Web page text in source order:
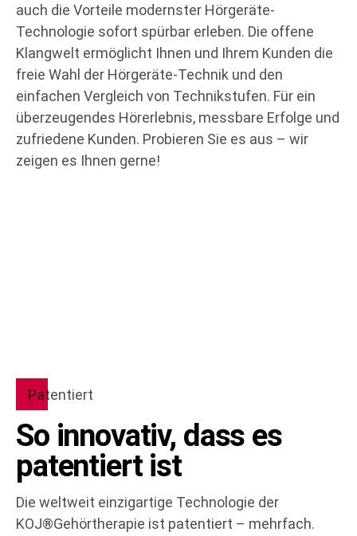
auch die Vorteile modernster Hörgeräte-
Technologie sofort spürbar erleben. Die offene
Klangwelt ermöglicht Ihnen und Ihrem Kunden die
freie Wahl der Hörgeräte-Technik und den
einfachen Vergleich von Technikstufen. Für ein
überzeugendes Hörerlebnis, messbare Erfolge und
zufriedene Kunden. Probieren Sie es aus – wir
zeigen es Ihnen gerne!
Patentiert
So innovativ, dass es
patentiert ist
Die weltweit einzigartige Technologie der
KOJ®Gehörtherapie ist patentiert – mehrfach.